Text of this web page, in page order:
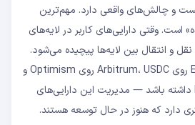
و چالش‌های واقعی دارد. مهم‌ترین
است. وقتی دارایی‌های کاربر در لایه‌های
و انتقال بین لایه‌ها پیچیده می‌شود.
یک کاربر ممکن است ETH روی Arbitrum، USDC روی Optimism و
توکن‌های دیگر روی Base داشته باشد — مدیریت این دارایی‌های
دارد که هنوز در حال توسعه هستند.